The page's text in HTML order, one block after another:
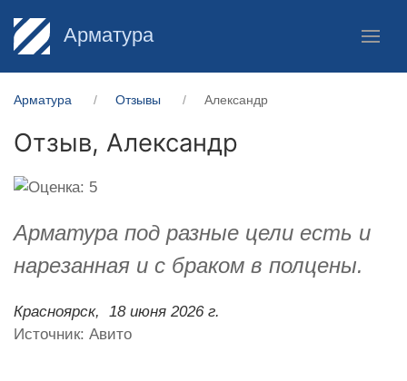
Арматура
Арматура Отзывы Александр
Отзыв, Александр
Арматура под разные цели есть и
нарезанная и с браком в полцены.
Красноярск,
18 июня 2026 г.
Источник: Авито